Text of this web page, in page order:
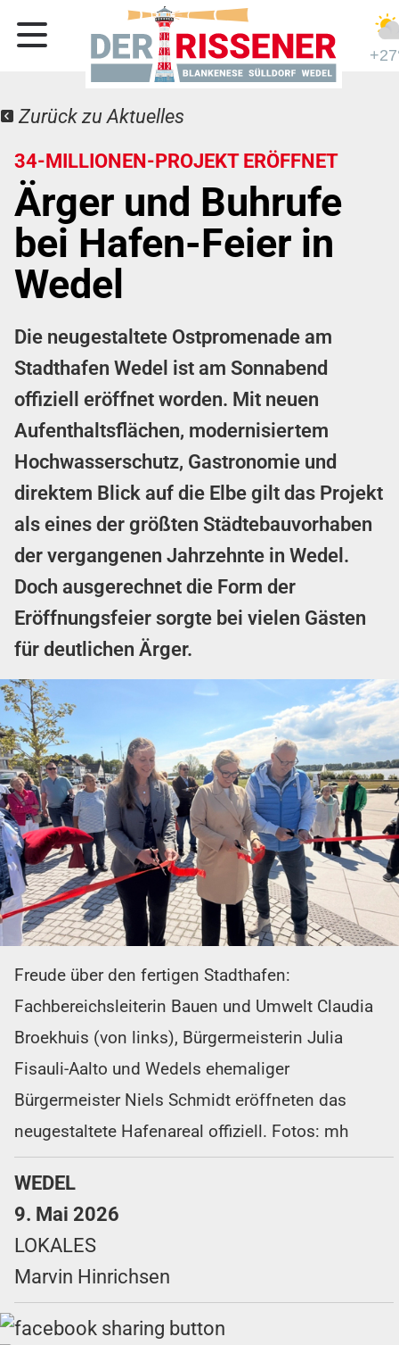
Zurück zu Aktuelles
34-MILLIONEN-PROJEKT ERÖFFNET
Ärger und Buhrufe
bei Hafen-Feier in
Wedel
Die neugestaltete Ostpromenade am
Stadthafen Wedel ist am Sonnabend
offiziell eröffnet worden. Mit neuen
Aufenthaltsflächen, modernisiertem
Hochwasserschutz, Gastronomie und
direktem Blick auf die Elbe gilt das Projekt
als eines der größten Städtebauvorhaben
der vergangenen Jahrzehnte in Wedel.
Doch ausgerechnet die Form der
Eröffnungsfeier sorgte bei vielen Gästen
für deutlichen Ärger.
Freude über den fertigen Stadthafen:
Fachbereichsleiterin Bauen und Umwelt Claudia
Broekhuis (von links), Bürgermeisterin Julia
Fisauli-Aalto und Wedels ehemaliger
Bürgermeister Niels Schmidt eröffneten das
neugestaltete Hafenareal offiziell. Fotos: mh
WEDEL
9. Mai 2026
LOKALES
Marvin Hinrichsen